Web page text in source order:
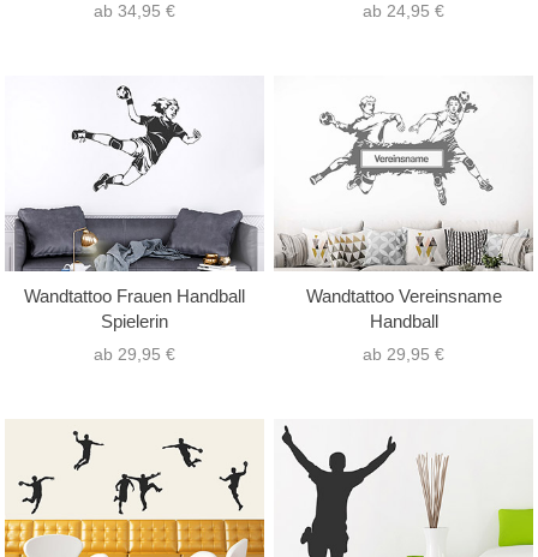
ab 34,95 € ab 24,95 €
Wandtattoo Frauen Handball
Spielerin
ab 29,95 €
Wandtattoo Vereinsname
Handball
ab 29,95 €